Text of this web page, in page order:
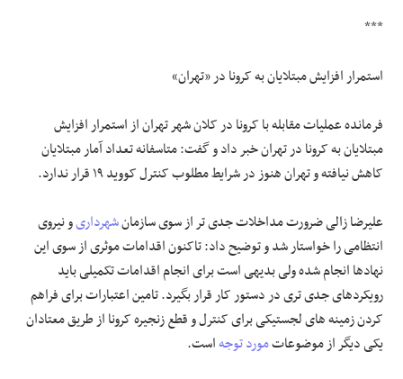
***
استمرار افزایش مبتلایان به کرونا در «تهران»
فرمانده عملیات مقابله با کرونا در کلان شهر تهران از استمرار افزایش
مبتلایان به کرونا در تهران خبر داد و گفت: متاسفانه تعداد آمار مبتلایان
کاهش نیافته و تهران هنوز در شرایط مطلوب کنترل کووید ۱۹ قرار ندارد.
علیرضا زالی ضرورت مداخلات جدی تر از سوی سازمانشهرداریو نیروی
انتظامی را خواستار شد و توضیح داد: تاکنون اقدامات موثری از سوی این
نهادها انجام شده ولی بدیهی است برای انجام اقدامات تکمیلی باید
رویکردهای جدی تری در دستور کار قرار بگیرد. تامین اعتبارات برای فراهم
کردن زمینه های لجستیکی برای کنترل و قطع زنجیره کرونا از طریق معتادان
یکی دیگر از موضوعاتمورد توجهاست.